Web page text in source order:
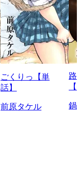
ごくりっ【単
話】
前原タケル
路
鍋